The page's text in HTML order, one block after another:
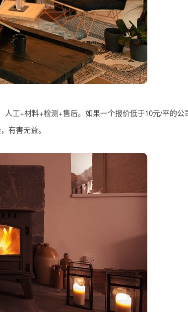
人工+材料+检测+售后。如果一个报价低于10元/平的
有害无益。